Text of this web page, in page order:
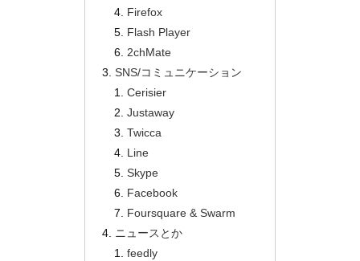
Firefox
Flash Player
2chMate
SNS/コミュニケーション
Cerisier
Justaway
Twicca
Line
Skype
Facebook
Foursquare & Swarm
ニュースとか
feedly